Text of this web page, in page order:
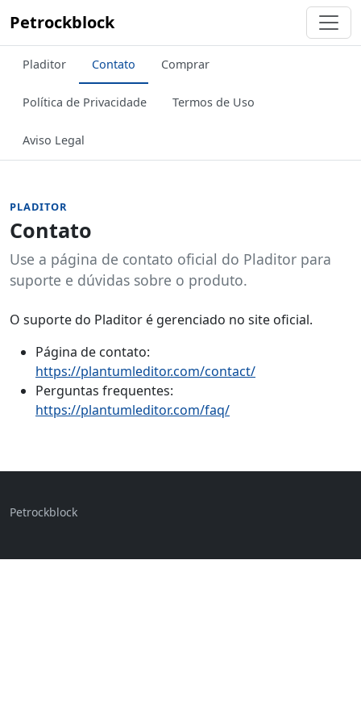
Petrockblock
Pladitor Contato Comprar
Política de Privacidade Termos de Uso
Aviso Legal
PLADITOR
Contato
Use a página de contato oficial do Pladitor para
suporte e dúvidas sobre o produto.
O suporte do Pladitor é gerenciado no site oficial.
Página de contato:
https://plantumleditor.com/contact/
Perguntas frequentes:
https://plantumleditor.com/faq/
Petrockblock